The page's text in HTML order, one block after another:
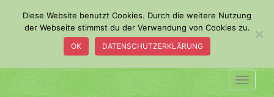
o
m
Diese Website benutzt Cookies. Durch die weitere Nutzung
der Webseite stimmst du der Verwendung von Cookies zu.
OK DATENSCHUTZERKLÄRUNG